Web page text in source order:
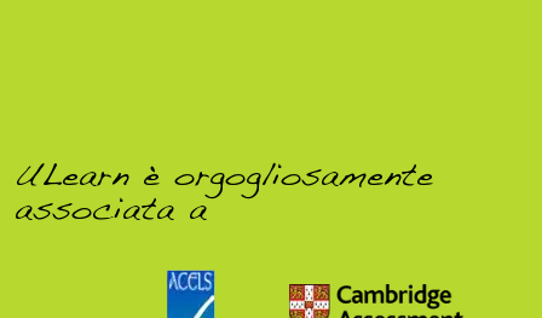
ULearn è orgogliosamente
associata a